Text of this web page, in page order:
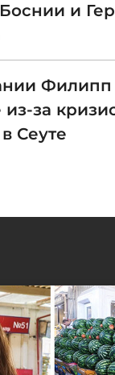
и
Филипп
за
Сеуте